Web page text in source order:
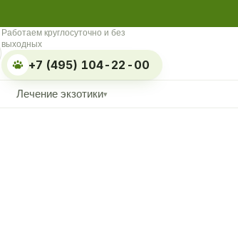
Работаем круглосуточно и без
выходных
+7 (495) 104-22-00
Лечение экзотики▾